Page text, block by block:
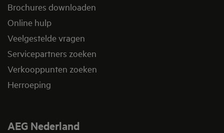
Brochures downloaden
Online hulp
Veelgestelde vragen
Servicepartners zoeken
Verkooppunten zoeken
Herroeping
AEG Nederland